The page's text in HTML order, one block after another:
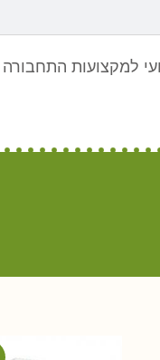
למקצועות התחבורה